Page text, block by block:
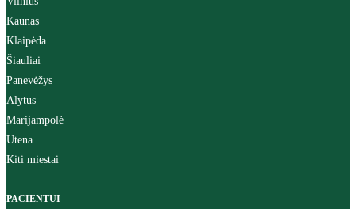
Kaunas
Klaipėda
Šiauliai
Panevėžys
Alytus
Marijampolė
Utena
Kiti miestai
PACIENTUI